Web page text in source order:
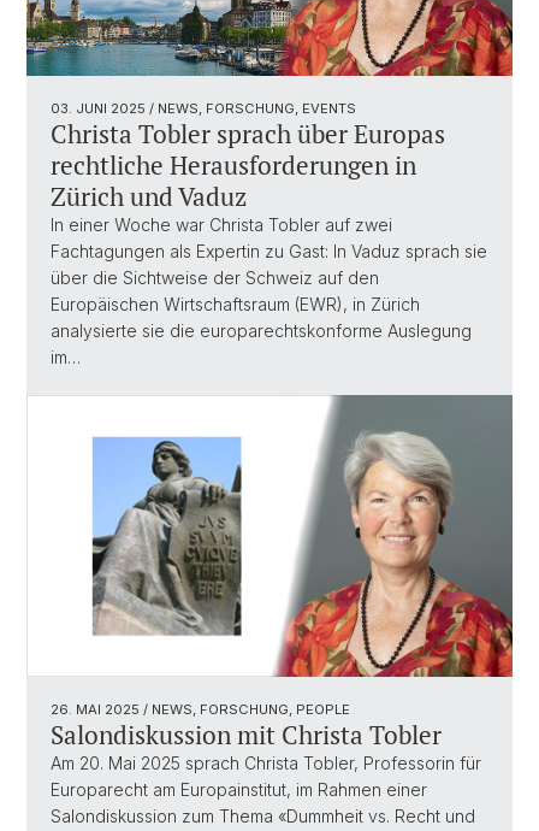
03. JUNI 2025 / NEWS, FORSCHUNG, EVENTS
Christa Tobler sprach über Europas
rechtliche Herausforderungen in
Zürich und Vaduz
In einer Woche war Christa Tobler auf zwei
Fachtagungen als Expertin zu Gast: In Vaduz sprach sie
über die Sichtweise der Schweiz auf den
Europäischen Wirtschaftsraum (EWR), in Zürich
analysierte sie die europarechtskonforme Auslegung
im…
26. MAI 2025 / NEWS, FORSCHUNG, PEOPLE
Salondiskussion mit Christa Tobler
Am 20. Mai 2025 sprach Christa Tobler, Professorin für
Europarecht am Europainstitut, im Rahmen einer
Salondiskussion zum Thema «Dummheit vs. Recht und